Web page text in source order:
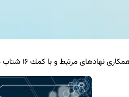
و با كمك ۱۶ شتاب دهنده در راه توسعه قرار گرفت.